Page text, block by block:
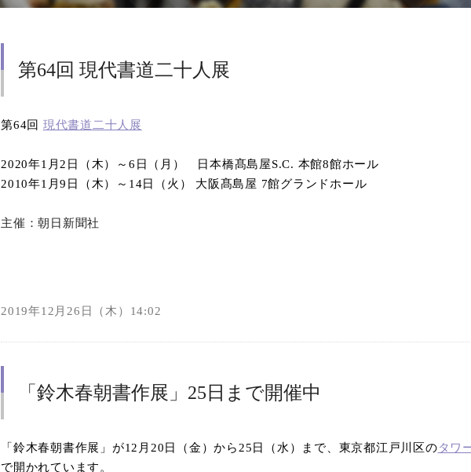
第64回 現代書道二十人展
第64回 現代書道二十人展
2020年1 月 2 日（木）～ 6 日（月） 日本橋髙島屋S.C. 本館8館ホール
2010年1 月9 日（木）～ 14日（火） 大阪髙島屋 7館グランドホール
主催：朝日新聞社
2019年12月26日（木）14:02
「鈴木春朝書作展」25日まで開催中
「鈴木春朝書作展」が12 月 20 日（金）から 25 日（水）まで、東京都江戸川区のタワ
で開かれています。
オンラインショップ